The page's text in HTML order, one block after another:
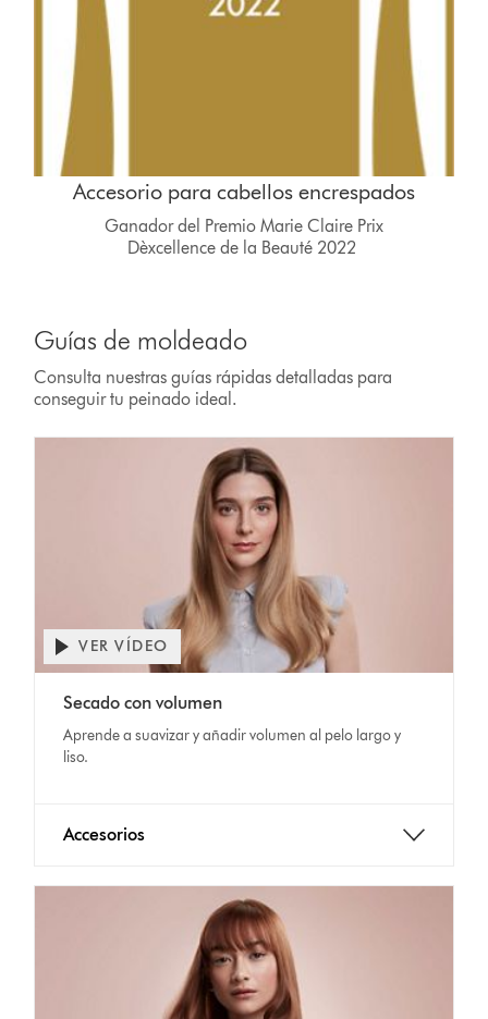
Accesorio para cabellos encrespados
Ganador del Premio Marie Claire Prix
Dèxcellence de la Beauté 2022
Guías de moldeado
Consulta nuestras guías rápidas detalladas para
conseguir tu peinado ideal.
VER VÍDEO
Secado con volumen
Aprende a suavizar y añadir volumen al pelo largo y
liso.
Accesorios